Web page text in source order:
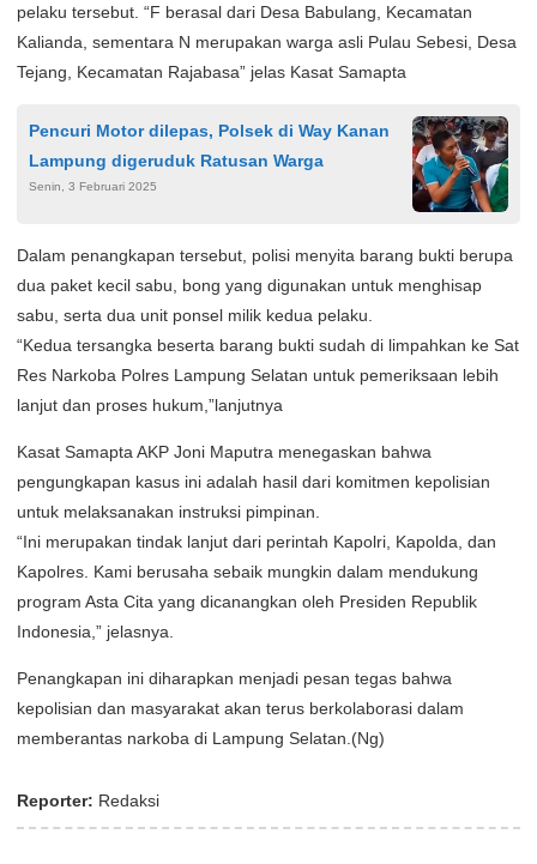
pelaku tersebut. “F berasal dari Desa Babulang, Kecamatan
Kalianda, sementara N merupakan warga asli Pulau Sebesi, Desa
Tejang, Kecamatan Rajabasa” jelas Kasat Samapta
Pencuri Motor dilepas, Polsek di Way Kanan
Lampung digeruduk Ratusan Warga
Senin, 3 Februari 2025
Dalam penangkapan tersebut, polisi menyita barang bukti berupa
dua paket kecil sabu, bong yang digunakan untuk menghisap
sabu, serta dua unit ponsel milik kedua pelaku.
“Kedua tersangka beserta barang bukti sudah di limpahkan ke Sat
Res Narkoba Polres Lampung Selatan untuk pemeriksaan lebih
lanjut dan proses hukum,”lanjutnya
Kasat Samapta AKP Joni Maputra menegaskan bahwa
pengungkapan kasus ini adalah hasil dari komitmen kepolisian
untuk melaksanakan instruksi pimpinan.
“Ini merupakan tindak lanjut dari perintah Kapolri, Kapolda, dan
Kapolres. Kami berusaha sebaik mungkin dalam mendukung
program Asta Cita yang dicanangkan oleh Presiden Republik
Indonesia,” jelasnya.
Penangkapan ini diharapkan menjadi pesan tegas bahwa
kepolisian dan masyarakat akan terus berkolaborasi dalam
memberantas narkoba di Lampung Selatan.(Ng)
Reporter: Redaksi